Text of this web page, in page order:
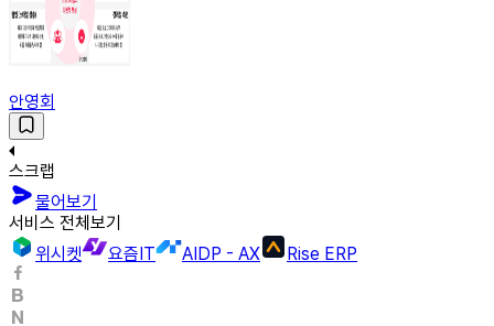
안영회
스크랩
물어보기
서비스 전체보기
위시켓
요즘IT AIDP - AX Rise ERP